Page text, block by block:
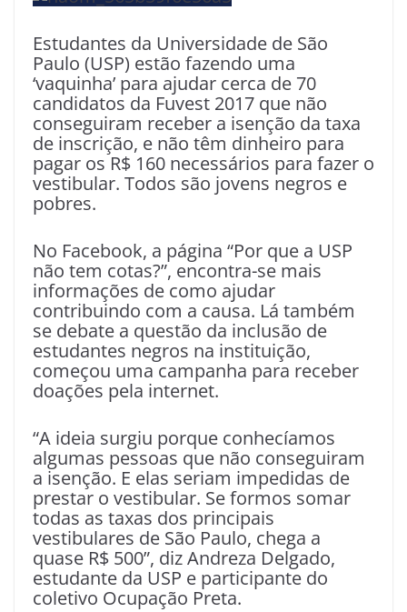
Estudantes da Universidade de São
Paulo (USP) estão fazendo uma
‘vaquinha’ para ajudar cerca de 70
candidatos da Fuvest 2017 que não
conseguiram receber a isenção da taxa
de inscrição, e não têm dinheiro para
pagar os R$ 160 necessários para fazer o
vestibular. Todos são jovens negros e
pobres.
No Facebook, a página “Por que a USP
não tem cotas?”, encontra-se mais
informações de como ajudar
contribuindo com a causa. Lá também
se debate a questão da inclusão de
estudantes negros na instituição,
começou uma campanha para receber
doações pela internet.
“A ideia surgiu porque conhecíamos
algumas pessoas que não conseguiram
a isenção. E elas seriam impedidas de
prestar o vestibular. Se formos somar
todas as taxas dos principais
vestibulares de São Paulo, chega a
quase R$ 500”, diz Andreza Delgado,
estudante da USP e participante do
coletivo Ocupação Preta.